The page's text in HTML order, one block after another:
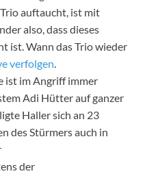
auftaucht, ist mit
also, dass dieses
ist. Wann das Trio wieder
verfolgen.
ist im Angriff immer
Adi Hütter auf ganzer
Haller sich an 23
des Stürmers auch in
der